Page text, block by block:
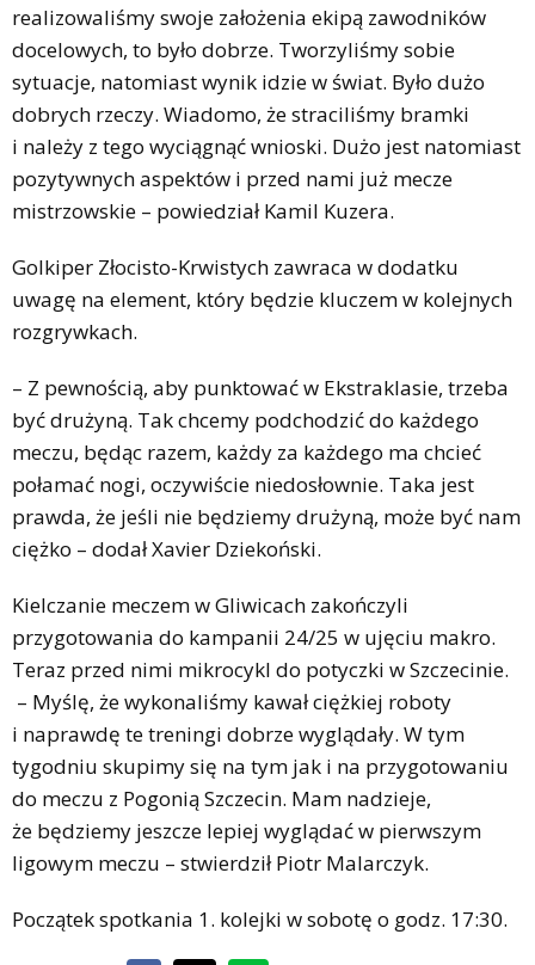
realizowaliśmy swoje założenia ekipą zawodników
docelowych, to było dobrze. Tworzyliśmy sobie
sytuacje, natomiast wynik idzie w świat. Było dużo
dobrych rzeczy. Wiadomo, że straciliśmy bramki
i należy z tego wyciągnąć wnioski. Dużo jest natomiast
pozytywnych aspektów i przed nami już mecze
mistrzowskie – powiedział Kamil Kuzera.
Golkiper Złocisto-Krwistych zawraca w dodatku
uwagę na element, który będzie kluczem w kolejnych
rozgrywkach.
– Z pewnością, aby punktować w Ekstraklasie, trzeba
być drużyną. Tak chcemy podchodzić do każdego
meczu, będąc razem, każdy za każdego ma chcieć
połamać nogi, oczywiście niedosłownie. Taka jest
prawda, że jeśli nie będziemy drużyną, może być nam
ciężko – dodał Xavier Dziekoński.
Kielczanie meczem w Gliwicach zakończyli
przygotowania do kampanii 24/25 w ujęciu makro.
Teraz przed nimi mikrocykl do potyczki w Szczecinie.
– Myślę, że wykonaliśmy kawał ciężkiej roboty
i naprawdę te treningi dobrze wyglądały. W tym
tygodniu skupimy się na tym jak i na przygotowaniu
do meczu z Pogonią Szczecin. Mam nadzieje,
że będziemy jeszcze lepiej wyglądać w pierwszym
ligowym meczu – stwierdził Piotr Malarczyk.
Początek spotkania 1. kolejki w sobotę o godz. 17:30.